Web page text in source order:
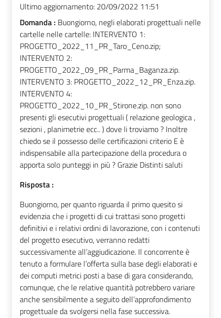
Ultimo aggiornamento: 20/09/2022 11:51
Domanda : Buongiorno, negli elaborati progettuali nelle
cartelle nelle cartelle: INTERVENTO 1:
PROGETTO_2022_11_PR_Taro_Ceno.zip;
INTERVENTO 2:
PROGETTO_2022_09_PR_Parma_Baganza.zip.
INTERVENTO 3: PROGETTO_2022_12_PR_Enza.zip.
INTERVENTO 4:
PROGETTO_2022_10_PR_Stirone.zip. non sono
presenti gli esecutivi progettuali ( relazione geologica ,
sezioni , planimetrie ecc.. ) dove li troviamo ? Inoltre
chiedo se il possesso delle certificazioni criterio E è
indispensabile alla partecipazione della procedura o
apporta solo punteggi in più ? Grazie Distinti saluti
Risposta :
Buongiorno, per quanto riguarda il primo quesito si
evidenzia che i progetti di cui trattasi sono progetti
definitivi e i relativi ordini di lavorazione, con i contenuti
del progetto esecutivo, verranno redatti
successivamente all’aggiudicazione. Il concorrente è
tenuto a formulare l’offerta sulla base degli elaborati e
dei computi metrici posti a base di gara considerando,
comunque, che le relative quantità potrebbero variare
anche sensibilmente a seguito dell’approfondimento
progettuale da svolgersi nella fase successiva.